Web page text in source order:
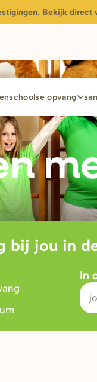
Bekijk direct
opvang
bij jou in
In